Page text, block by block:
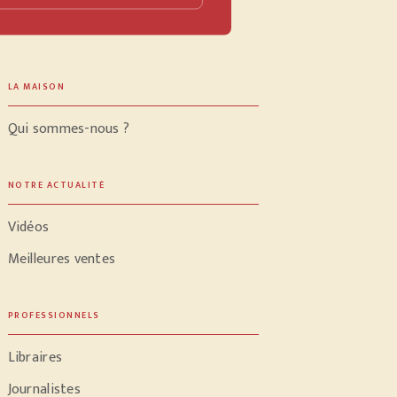
LA MAISON
Qui sommes-nous ?
NOTRE ACTUALITÉ
Vidéos
Meilleures ventes
PROFESSIONNELS
Libraires
Journalistes